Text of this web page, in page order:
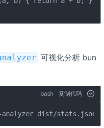
可视化分析 bun
bash 复制代码
analyzer dist/stats.json